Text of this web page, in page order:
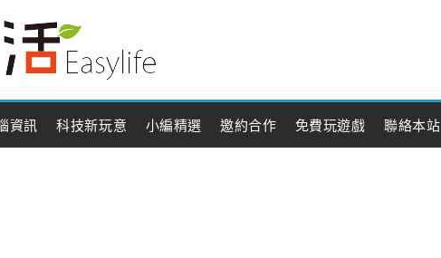
資訊 科技新玩意 小編精選 邀約合作 免費玩遊戲 聯絡本站